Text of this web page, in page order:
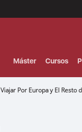
Máster Cursos
Viajar Por Europa y El Resto